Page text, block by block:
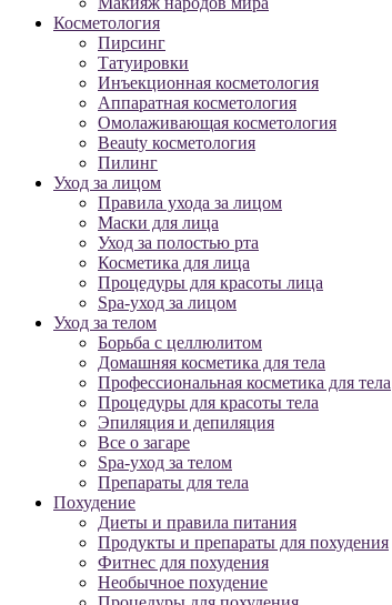
Косметология
Пирсинг
Татуировки
Инъекционная косметология
Аппаратная косметология
Омолаживающая косметология
Beauty косметология
Пилинг
Уход за лицом
Правила ухода за лицом
Маски для лица
Уход за полостью рта
Косметика для лица
Процедуры для красоты лица
Spa-уход за лицом
Уход за телом
Борьба с целлюлитом
Домашняя косметика для тела
Профессиональная косметика для тела
Процедуры для красоты тела
Эпиляция и депиляция
Все о загаре
Spa-уход за телом
Препараты для тела
Похудение
Диеты и правила питания
Продукты и препараты для похудения
Фитнес для похудения
Необычное похудение